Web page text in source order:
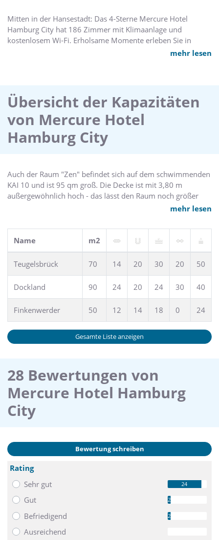
Mitten in der Hansestadt: Das 4-Sterne Mercure Hotel
Hamburg City hat 186 Zimmer mit Klimaanlage und
kostenlosem Wi-Fi. Erholsame Momente erleben Sie in
unserer Sauna. Einzigartig ist die schwimmende Event- und
Sie uns über die A1 und A7, Sie können Ihr Auto in unserer
Tiefgarage parken. Bis zur S-Bahn sind es nur wenige
Minuten zu Fuß.
mehr lesen
Übersicht der Kapazitäten
von Mercure Hotel
Hamburg City
Auch der Raum "Zen" befindet sich auf dem schwimmenden
KAI 10 und ist 95 qm groß. Die Decke ist mit 3,80 m
außergewöhnlich hoch - das lässt den Raum noch größer
wirken. Hier ist Platz für 50 Personen und jede Mengemehr lesen
Name m2
Teugelsbrück 70 14 20 30 20 50
Dockland 90 24 20 24 30 40
Finkenwerder 50 12 14 18 0 24
Gesamte Liste anzeigen
28 Bewertungen von
Mercure Hotel Hamburg
City
Bewertung schreiben
Rating
Sehr gut
24
Gut 2
Befriedigend 2
Ausreichend